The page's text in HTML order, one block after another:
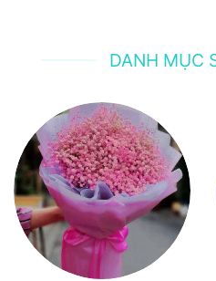
DANH MỤC